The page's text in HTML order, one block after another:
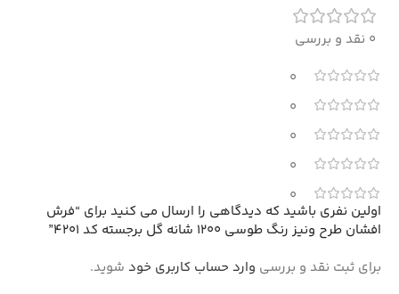
0 نقد و بررسی
0
0
0
0
0
اولین نفری باشید که دیدگاهی را ارسال می کنید برای “فرش
افشان طرح ونیز رنگ طوسی 1200 شانه گل برجسته کد 4201”
برای ثبت نقد و بررسی وارد حساب کاربری خود شوید.